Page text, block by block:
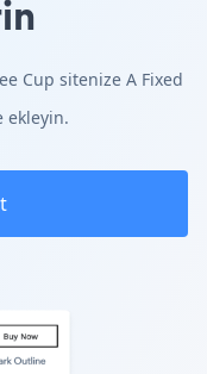
Cup sitenize A Fixed
ekleyin.